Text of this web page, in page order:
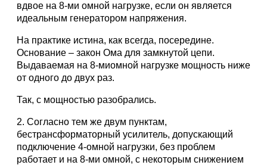
вдвое на 8-ми омной нагрузке, если он является
идеальным генератором напряжения.
На практике истина, как всегда, посередине.
Основание – закон Ома для замкнутой цепи.
Выдаваемая на 8-миомной нагрузке мощность ниже
от одного до двух раз.
Так, с мощностью разобрались.
2. Согласно тем же двум пунктам,
бестрансформаторный усилитель, допускающий
подключение 4-омной нагрузки, без проблем
работает и на 8-ми омной, с некоторым снижением